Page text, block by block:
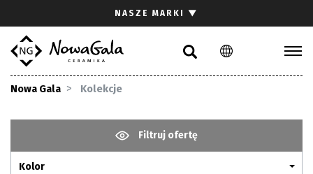
PL EN
NASZE MARKI ▼
Nowa Gala Kolekcje
Filtruj ofertę
Kolor
Gdzie kupić
Pliki do pobrania